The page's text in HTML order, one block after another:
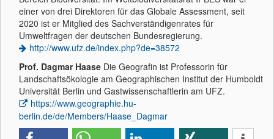
einer von drei Direktoren für das Globale Assessment, seit
2020 ist er Mitglied des Sachverständigenrates für
Umweltfragen der deutschen Bundesregierung.
http://www.ufz.de/index.php?de=38572
Prof. Dagmar Haase Die Geografin ist Professorin für
Landschaftsökologie am Geographischen Institut der Humboldt
Universität Berlin und Gastwissenschaftlerin am UFZ.
https://www.geographie.hu-
berlin.de/de/Members/Haase_Dagmar